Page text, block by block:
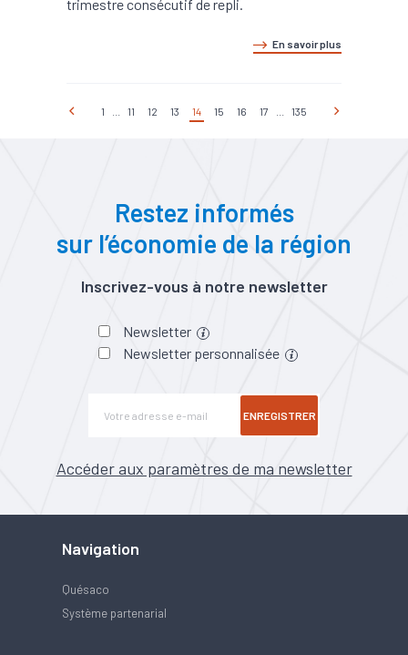
trimestre consécutif de repli.
En savoir plus
1 11 12 13 14 15 16 17 135
Restez informés
sur l’économie de la région
Inscrivez-vous à notre newsletter
Newsletter
Newsletter personnalisée
ENREGISTRER
Accéder aux paramètres de ma newsletter
Navigation
Quésaco
Système partenarial